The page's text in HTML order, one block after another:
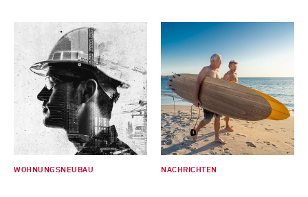
WOHNUNGSNEUBAU NACHRICHTEN